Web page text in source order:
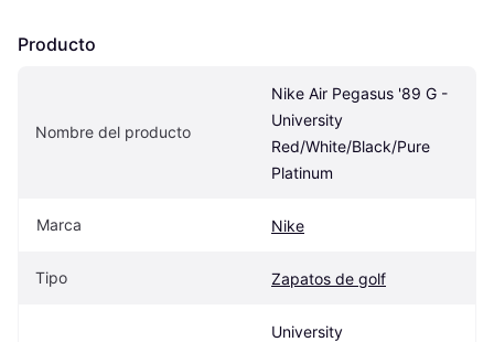
Producto
Nombre del producto
Nike Air Pegasus '89 G -
University
Red/White/Black/Pure
Platinum
Marca Nike
Tipo Zapatos de golf
University